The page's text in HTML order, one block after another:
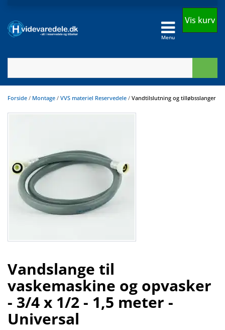
Menu
Vis kurv
Forside / Montage / VVS materiel Reservedele / Vandtilslutning og tilløbsslanger
Vandslange til
vaskemaskine og opvasker
- 3/4 x 1/2 - 1,5 meter -
Universal